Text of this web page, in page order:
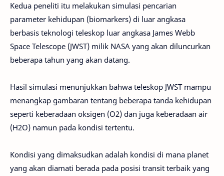
Kedua peneliti itu melakukan simulasi pencarian
parameter kehidupan (biomarkers) di luar angkasa
berbasis teknologi teleskop luar angkasa James Webb
Space Telescope (JWST) milik NASA yang akan diluncurkan
beberapa tahun yang akan datang.
Hasil simulasi menunjukkan bahwa teleskop JWST mampu
menangkap gambaran tentang beberapa tanda kehidupan
seperti keberadaan oksigen (O2) dan juga keberadaan air
(H2O) namun pada kondisi tertentu.
Kondisi yang dimaksudkan adalah kondisi di mana planet
yang akan diamati berada pada posisi transit terbaik yang